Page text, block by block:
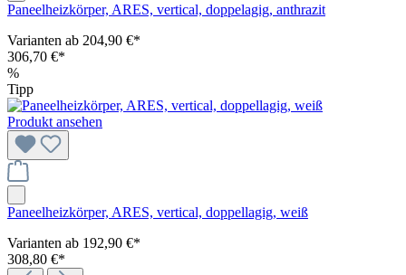
Paneelheizkörper, ARES, vertical, doppelagig, anthrazit
Varianten ab 204,90 €*
306,70 €*
%
Tipp
Produkt ansehen
Paneelheizkörper, ARES, vertical, doppellagig, weiß
Varianten ab 192,90 €*
308,80 €*